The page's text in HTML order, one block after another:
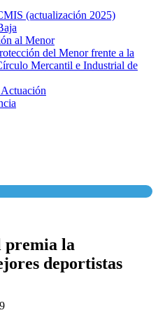
(actualización 2025)
al Menor
del Menor frente a la
Mercantil e Industrial de
la
deportistas